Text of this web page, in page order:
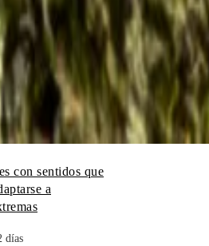
con sentidos que
a
días